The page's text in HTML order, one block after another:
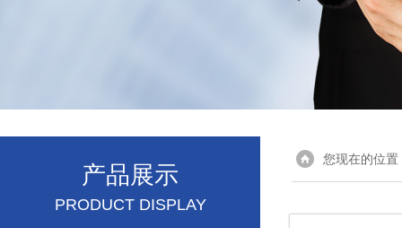
产品展示
PRODUCT DISPLAY
您现在的位置